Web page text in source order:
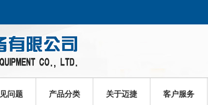
问题 产品分类 关于迈捷 客户服务